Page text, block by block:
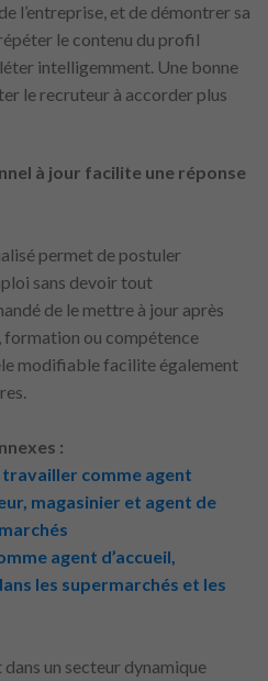
l’entreprise, et de démontrer sa
le contenu du profil
intelligemment. Une bonne
le recruteur à accorder plus
à jour facilite une réponse
permet de postuler
sans devoir tout
de le mettre à jour après
formation ou compétence
modifiable facilite également
:
comme agent
magasinier et agent de
agent d’accueil,
les supermarchés et les
un secteur dynamique